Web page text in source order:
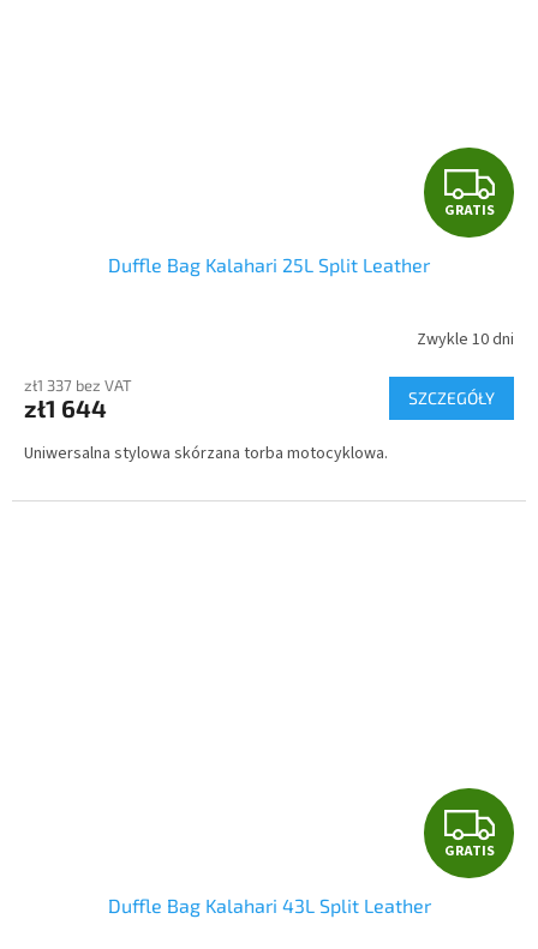
G
R
T
I
S
GRATIS
Duffle Bag Kalahari 25L Split Leather
Zwykle 10 dni
zł1 337 bez VAT
zł1 644 SZCZEGÓŁY
Uniwersalna stylowa skórzana torba motocyklowa.
G
R
GRATIS
Duffle Bag Kalahari 43L Split Leather